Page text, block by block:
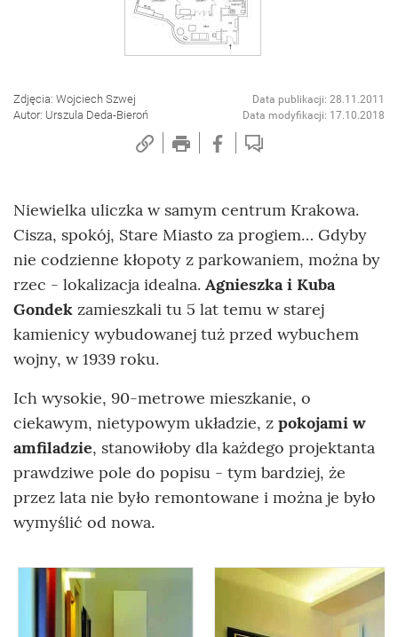
Zdjęcia: Wojciech Szwej
Autor: Urszula Deda-Bieroń
Data publikacji: 28.11.2011
Data modyfikacji: 17.10.2018
Niewielka uliczka w samym centrum Krakowa.
Cisza, spokój, Stare Miasto za progiem… Gdyby
nie codzienne kłopoty z parkowaniem, można by
rzec - lokalizacja idealna. Agnieszka i Kuba
Gondek zamieszkali tu 5 lat temu w starej
kamienicy wybudowanej tuż przed wybuchem
wojny, w 1939 roku.
Ich wysokie, 90-metrowe mieszkanie, o
ciekawym, nietypowym układzie, z pokojami w
amfiladzie, stanowiłoby dla każdego projektanta
prawdziwe pole do popisu - tym bardziej, że
przez lata nie było remontowane i można je było
wymyślić od nowa.